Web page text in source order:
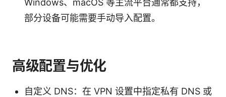
部分设备可能需要手动导入配置。
高级配置与优化
自定义 DNS：在 VPN 设置中指定私有 DNS 或